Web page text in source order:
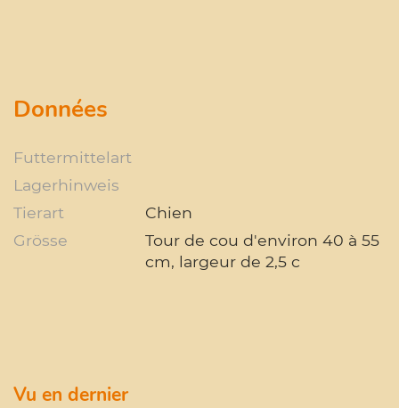
Données
Futtermittelart
Lagerhinweis
Tierart
Chien
Grösse
Tour de cou d'environ 40 à 55
cm, largeur de 2,5 c
Vu en dernier